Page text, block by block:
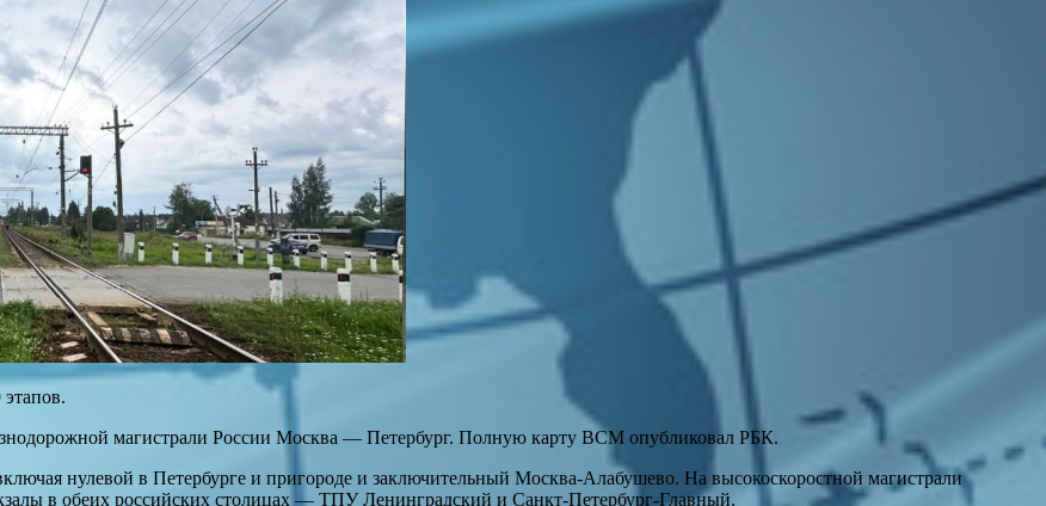
магистрали России Москва — Петербург. Полную карту ВСМ опубликовал РБК.
нулевой в Петербурге и пригороде и заключительный Москва-Алабушево. На высокоскоростной магистрали
в обеих российских столицах — ТПУ Ленинградский и Санкт-Петербург-Главный.